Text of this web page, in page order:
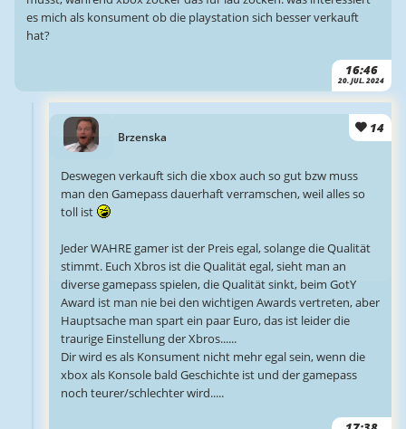
16:46
20. JUL. 2024
es mich als konsument ob die playstation sich besser verkauft
hat?
Brzenska
14
Deswegen verkauft sich die xbox auch so gut bzw muss
man den Gamepass dauerhaft verramschen, weil alles so
toll ist
Jeder WAHRE gamer ist der Preis egal, solange die Qualität
stimmt. Euch Xbros ist die Qualität egal, sieht man an
diverse gamepass spielen, die Qualität sinkt, beim GotY
Award ist man nie bei den wichtigen Awards vertreten, aber
Hauptsache man spart ein paar Euro, das ist leider die
traurige Einstellung der Xbros......
Dir wird es als Konsument nicht mehr egal sein, wenn die
xbox als Konsole bald Geschichte ist und der gamepass
noch teurer/schlechter wird.....